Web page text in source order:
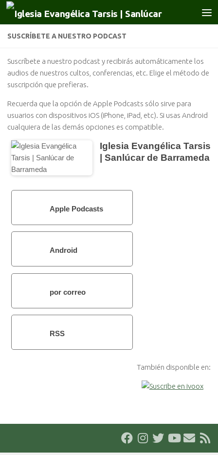
Saltar al contenido
SUSCRÍBETE A NUESTRO PODCAST
Suscríbete a nuestro podcast y recibirás automáticamente los
audios de nuestros cultos, conferencias, etc. Elige el método de
suscripción que prefieras.
Recuerda que la opción de Apple Podcasts sólo sirve para
usuarios con dispositivos iOS (iPhone, iPad, etc). Si usas Android
cualquiera de las demás opciones es compatible.
Iglesia Evangélica Tarsis
| Sanlúcar de Barrameda
Apple Podcasts
Android
por correo
electrónico
RSS
También disponible en: